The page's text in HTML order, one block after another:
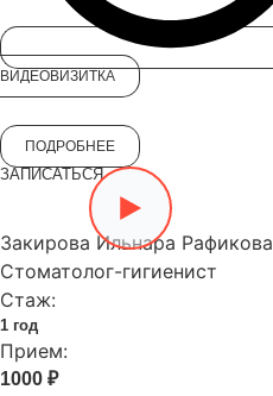
ВИДЕОВИЗИТКА
ПОДРОБНЕЕ
ЗАПИСАТЬСЯ
Закирова Ильнара Рафикова
Стоматолог-гигиенист
Стаж:
1 год
Прием:
1000 ₽